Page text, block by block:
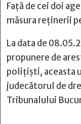
Față de cei doi
măsura reținerii
La data de
propunere de
polițiști, aceasta
judecătorul de
Tribunalului